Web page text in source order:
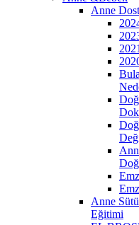
Anne
Anne
Eğitimi